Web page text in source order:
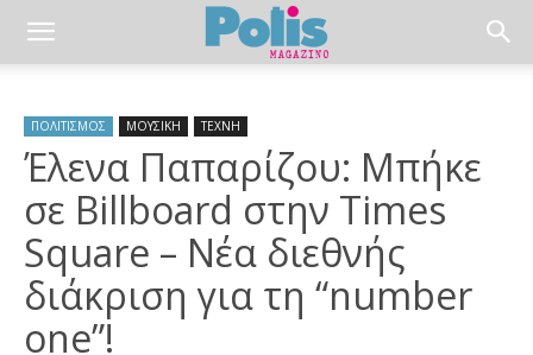
ΠΟΛΙΤΙΣΜΟΣ ΜΟΥΣΙΚΗ ΤΕΧΝΗ
Έλενα Παπαρίζου: Μπήκε
σε Billboard στην Times
Square – Νέα διεθνής
διάκριση για τη “number
one”!